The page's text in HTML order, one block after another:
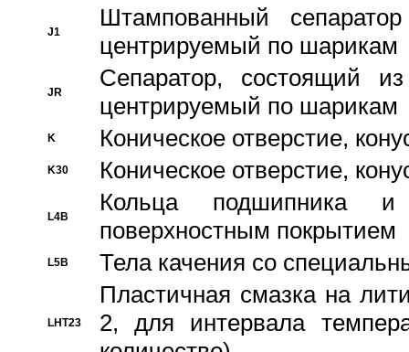
J1
Штампованный
центрируемый по шарикам
JR
Сепаратор, состоящий
центрируемый по шарикам
K Коническое отверстие,
K30 Коническое отверстие,
L4B
Кольца подшипника
поверхностным покрытием
L5B Тела качения со
LHT23
Пластичная смазка на
2, для интервала